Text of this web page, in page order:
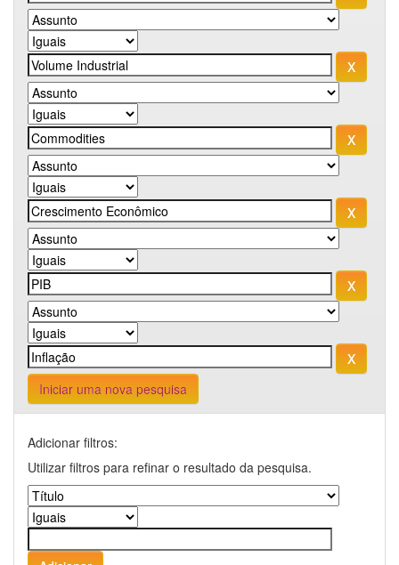
Iniciar uma nova pesquisa
Adicionar filtros:
Utilizar filtros para refinar o resultado da pesquisa.